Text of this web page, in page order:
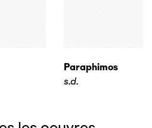
Paraphimos
s.d.